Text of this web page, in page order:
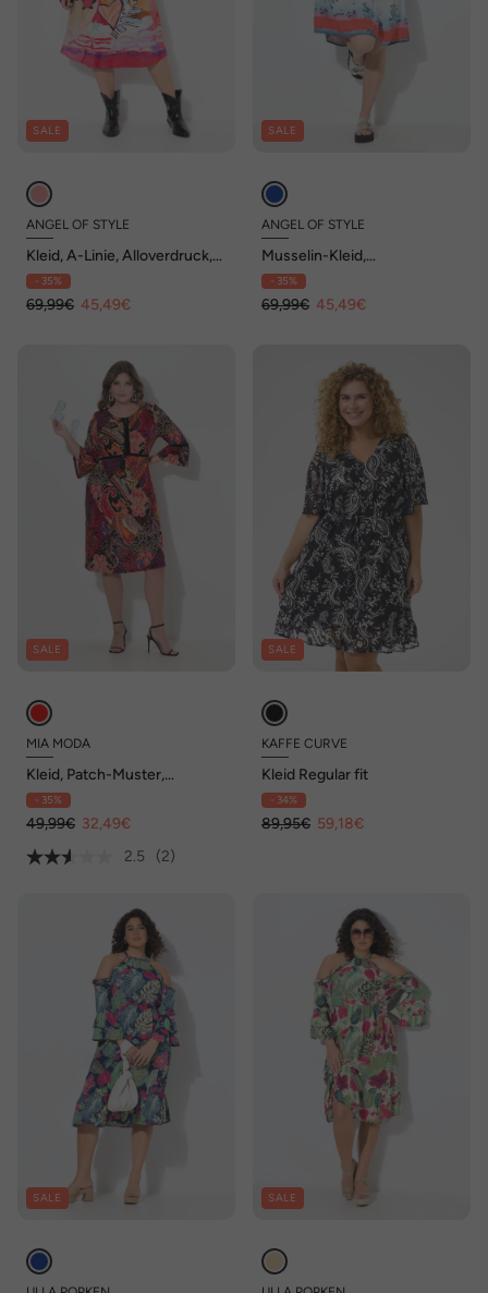
SALE
ANGEL OF STYLE
Kleid, A-Linie, Alloverdruck,
Langarm
- 35%
69,99€ 45,49€
SALE
ANGEL OF STYLE
Musselin-Kleid,
Streifenmuster, Volants
- 35%
69,99€ 45,49€
SALE
MIA MODA
Kleid, Patch-Muster,
Samtbänder
- 35%
49,99€ 32,49€
2.5
(2)
SALE
KAFFE CURVE
Kleid Regular fit
- 34%
89,95€ 59,18€
SALE SALE